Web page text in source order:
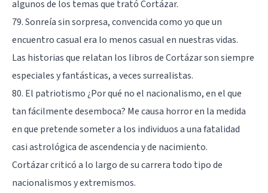
algunos de los temas que trató Cortázar.
79. Sonreía sin sorpresa, convencida como yo que un
encuentro casual era lo menos casual en nuestras vidas.
Las historias que relatan los libros de Cortázar son siempre
especiales y fantásticas, a veces surrealistas.
80. El patriotismo ¿Por qué no el nacionalismo, en el que
tan fácilmente desemboca? Me causa horror en la medida
en que pretende someter a los individuos a una fatalidad
casi astrológica de ascendencia y de nacimiento.
Cortázar criticó a lo largo de su carrera todo tipo de
nacionalismos y extremismos.